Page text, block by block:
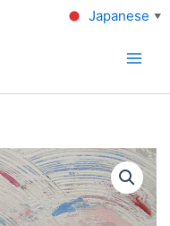
Japanese ▼